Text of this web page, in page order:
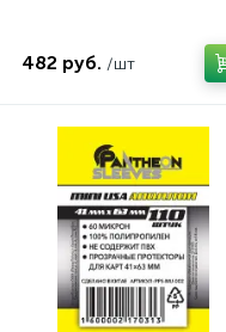
482 руб. /шт